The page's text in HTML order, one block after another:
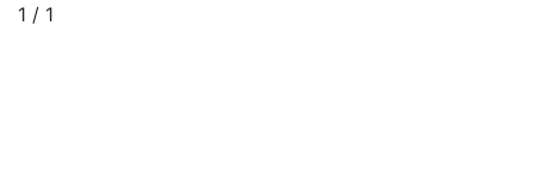
1 / 1